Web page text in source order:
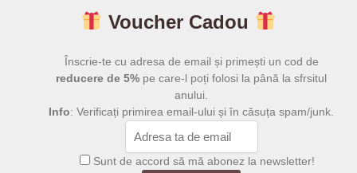
variații.
pot
fi
în
produsului.
variații.
Opțiunile
fi
alese
Voucher Cadou
Înscrie-te cu adresa de email și primești un cod de
reducere de 5% pe care-l poți folosi la până la sfrsitul
anului.
Info: Verificați primirea email-ului și în căsuța spam/junk.
Sunt de accord să mă abonez la newsletter!